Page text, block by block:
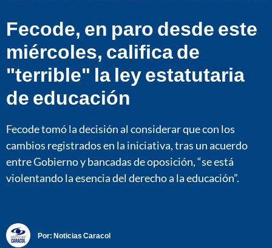
Fecode, en paro desde este
miércoles, califica de
"terrible" la ley estatutaria
de educación
Fecode tomó la decisión al considerar que con los
cambios registrados en la iniciativa, tras un acuerdo
entre Gobierno y bancadas de oposición, “se está
violentando la esencia del derecho a la educación”.
Por: Noticias Caracol